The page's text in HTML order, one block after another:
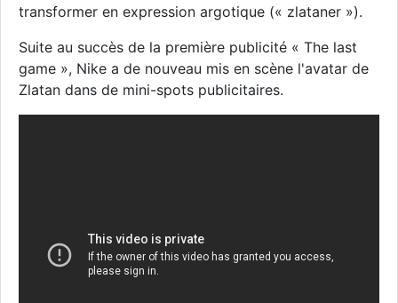
transformer en expression argotique (« zlataner »).
Suite au succès de la première publicité « The last
game », Nike a de nouveau mis en scène l'avatar de
Zlatan dans de mini-spots publicitaires.